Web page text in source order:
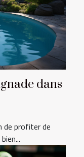
dans
de profiter de